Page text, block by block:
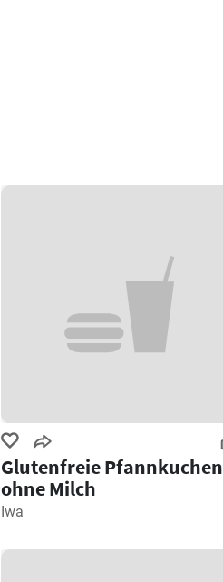
Glutenfreie Pfannkuchen
ohne Milch
Iwa